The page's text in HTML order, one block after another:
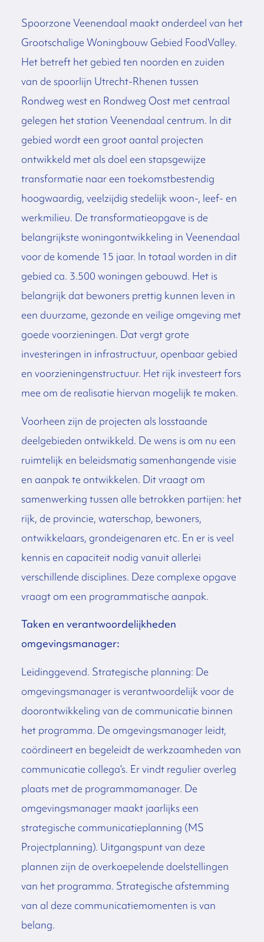
Spoorzone Veenendaal maakt onderdeel van het
Grootschalige Woningbouw Gebied FoodValley.
Het betreft het gebied ten noorden en zuiden
van de spoorlijn Utrecht-Rhenen tussen
Rondweg west en Rondweg Oost met centraal
gelegen het station Veenendaal centrum. In dit
gebied wordt een groot aantal projecten
ontwikkeld met als doel een stapsgewijze
transformatie naar een toekomstbestendig
hoogwaardig, veelzijdig stedelijk woon-, leef- en
werkmilieu. De transformatieopgave is de
belangrijkste woningontwikkeling in Veenendaal
voor de komende 15 jaar. In totaal worden in dit
gebied ca. 3.500 woningen gebouwd. Het is
belangrijk dat bewoners prettig kunnen leven in
een duurzame, gezonde en veilige omgeving met
goede voorzieningen. Dat vergt grote
investeringen in infrastructuur, openbaar gebied
en voorzieningenstructuur. Het rijk investeert fors
mee om de realisatie hiervan mogelijk te maken.
Voorheen zijn de projecten als losstaande
deelgebieden ontwikkeld. De wens is om nu een
ruimtelijk en beleidsmatig samenhangende visie
en aanpak te ontwikkelen. Dit vraagt om
samenwerking tussen alle betrokken partijen: het
rijk, de provincie, waterschap, bewoners,
ontwikkelaars, grondeigenaren etc. En er is veel
kennis en capaciteit nodig vanuit allerlei
verschillende disciplines. Deze complexe opgave
vraagt om een programmatische aanpak.
Taken en verantwoordelijkheden
omgevingsmanager:
Leidinggevend. Strategische planning: De
omgevingsmanager is verantwoordelijk voor de
doorontwikkeling van de communicatie binnen
het programma. De omgevingsmanager leidt,
coördineert en begeleidt de werkzaamheden van
communicatie collega’s. Er vindt regulier overleg
plaats met de programmamanager. De
omgevingsmanager maakt jaarlijks een
strategische communicatieplanning (MS
Projectplanning). Uitgangspunt van deze
plannen zijn de overkoepelende doelstellingen
van het programma. Strategische afstemming
van al deze communicatiemomenten is van
belang.